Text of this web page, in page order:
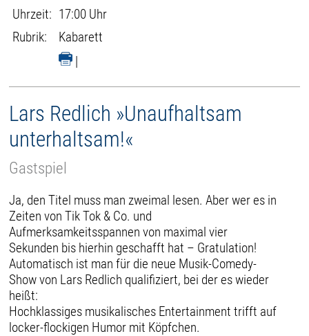
Uhrzeit: 17:00 Uhr
Rubrik:
Kabarett
|
Lars Redlich »Unaufhaltsam
unterhaltsam!«
Gastspiel
Ja, den Titel muss man zweimal lesen. Aber wer es in
Zeiten von Tik Tok & Co. und
Aufmerksamkeitsspannen von maximal vier
Sekunden bis hierhin geschafft hat – Gratulation!
Automatisch ist man für die neue Musik-Comedy-
Show von Lars Redlich qualifiziert, bei der es wieder
heißt:
Hochklassiges musikalisches Entertainment trifft auf
locker-flockigen Humor mit Köpfchen.